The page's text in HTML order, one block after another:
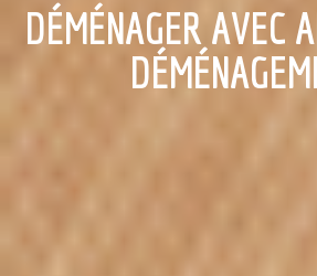
DÉMÉNAGER AVEC